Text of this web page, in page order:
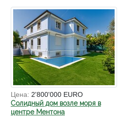
Цена: 2'800'000 EURO
Солидный дом возле моря в
центре Ментона